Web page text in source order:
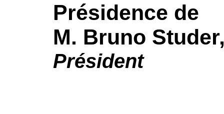
Présidence de
M. Bruno
Président